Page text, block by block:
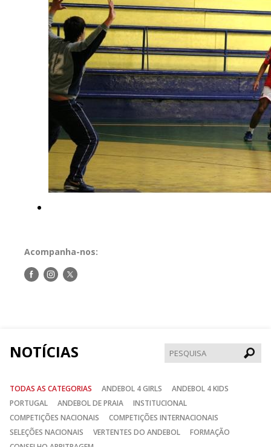
Acompanha-nos:
Siga-Siga-Siga-
NOTÍCIAS
TODAS AS CATEGORIAS ANDEBOL 4 GIRLS
ANDEBOL 4 KIDS
PORTUGAL
ANDEBOL DE PRAIA
INSTITUCIONAL
COMPETIÇÕES NACIONAIS
COMPETIÇÕES INTERNACIONAIS
SELEÇÕES NACIONAIS
VERTENTES DO ANDEBOL
FORMAÇÃO